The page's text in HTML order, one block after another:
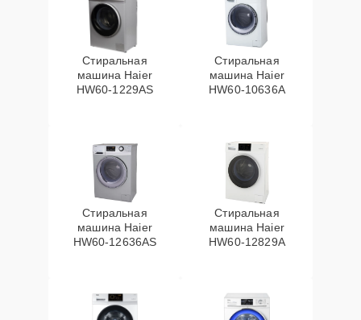
Стиральная
машина Haier
HW60-1229AS
Стиральная
машина Haier
HW60-10636A
Стиральная
машина Haier
HW60-12636AS
Стиральная
машина Haier
HW60-12829A